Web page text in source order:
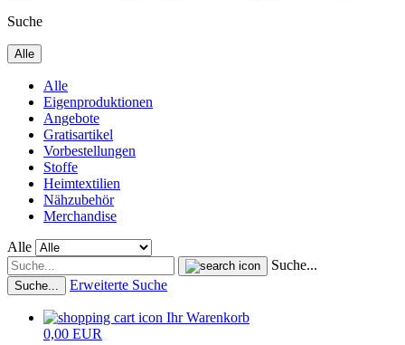
Suche
Alle
Alle
Eigenproduktionen
Angebote
Gratisartikel
Vorbestellungen
Stoffe
Heimtextilien
Nähzubehör
Merchandise
Alle
Suche...
Suche... Erweiterte Suche
Ihr Warenkorb
0,00 EUR